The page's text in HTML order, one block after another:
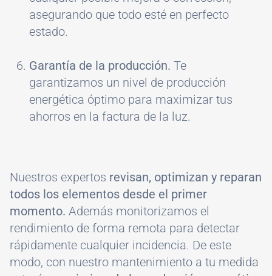
asegurando que todo esté en perfecto
estado.
Garantía de la producción. Te
garantizamos un nivel de producción
energética óptimo para maximizar tus
ahorros en la factura de la luz.
Nuestros expertos revisan, optimizan y reparan
todos los elementos desde el primer
momento. Además monitorizamos el
rendimiento de forma remota para detectar
rápidamente cualquier incidencia. De este
modo, con nuestro mantenimiento a tu medida